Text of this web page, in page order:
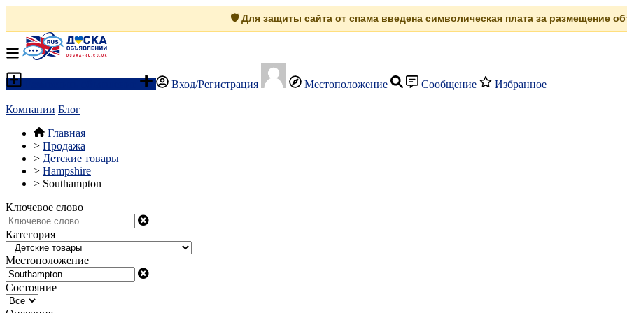
🛡️ Для защиты сайта от спама введена символическая плата за размещение
Вход/Регистрация Местоположение Сообщение Избранное
Компании Блог
Главная
> Продажа
> Детские товары
> Hampshire
> Southampton
Ключевое слово
Категория
Местоположение
Состояние